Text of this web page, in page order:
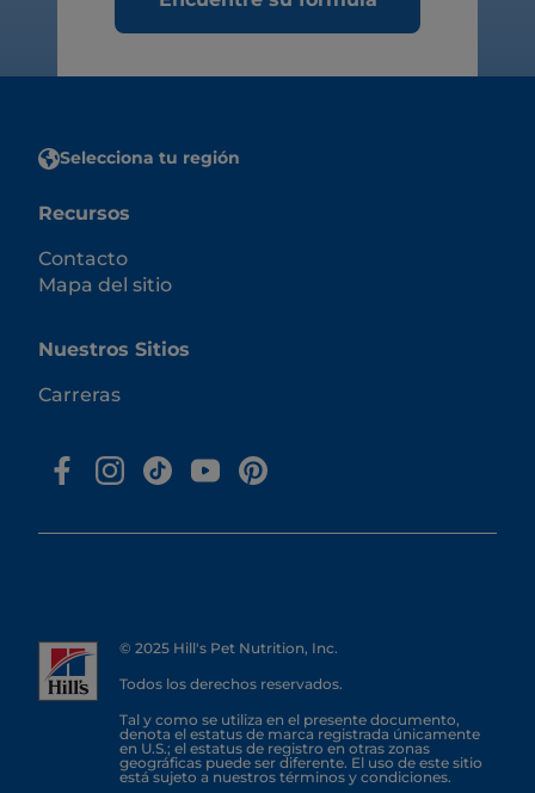
Selecciona tu región
Recursos
Contacto
Mapa del sitio
Nuestros Sitios
Carreras
© 2025 Hill's Pet Nutrition, Inc.
Todos los derechos reservados.
Tal y como se utiliza en el presente documento,
denota el estatus de marca registrada únicamente
en U.S.; el estatus de registro en otras zonas
geográficas puede ser diferente. El uso de este sitio
está sujeto a nuestros términos y condiciones.